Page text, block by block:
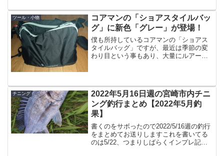
んですけど、その一つが「晴れ」である
こと。これは日が昇ると...
ツール・小物
コアマンの「ショアスタイルバッ
グ」に新色「グレー」が登場！
僕も所持しているコアマンの「ショアス
タイルバッグ」ですが、最近は季節の変
わり目という事もあり、大量にルアーを
が足らない感がありますが...
チニング
2022年5月16日週の宮崎市内チニ
ング釣行まとめ【2022年5月釣
果】
書くのをサボったので2022/5/16週の釣行
をまとめてお送りしますこれを書いてる
のは5/22、つまりしばらくインプレ記事